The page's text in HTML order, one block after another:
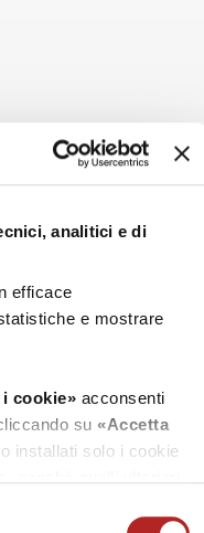
analitici e di
efficace
e mostrare
cookie» acconsenti
su «Accetta
installati solo i cookie